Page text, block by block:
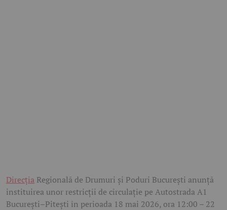
Direcția Regională de Drumuri și Poduri București anunță
instituirea unor restricții de circulație pe Autostrada A1
București–Pitești în perioada 18 mai 2026, ora 12:00 – 22